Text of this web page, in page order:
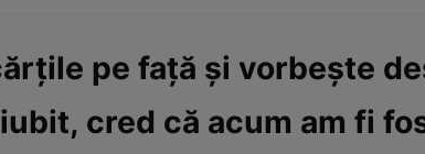
cuțiteEurovison
pe față și vorbește
cred că acum am fi